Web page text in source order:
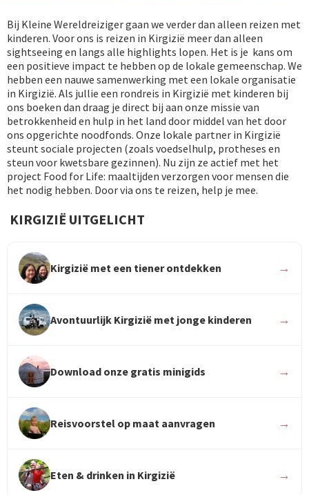
Bij Kleine Wereldreiziger gaan we verder dan alleen reizen met
kinderen. Voor ons is reizen in Kirgizië meer dan alleen
sightseeing en langs alle highlights lopen. Het is je kans om
een positieve impact te hebben op de lokale gemeenschap. We
hebben een nauwe samenwerking met een lokale organisatie
in Kirgizië. Als jullie een rondreis in Kirgizië met kinderen bij
ons boeken dan draag je direct bij aan onze missie van
betrokkenheid en hulp in het land door middel van het door
ons opgerichte noodfonds. Onze lokale partner in Kirgizië
steunt sociale projecten (zoals voedselhulp, protheses en
steun voor kwetsbare gezinnen). Nu zijn ze actief met het
project Food for Life: maaltijden verzorgen voor mensen die
het nodig hebben. Door via ons te reizen, help je mee.
KIRGIZIË UITGELICHT
Kirgizië met een tiener ontdekken →
Avontuurlijk Kirgizië met jonge kinderen →
Download onze gratis minigids →
Reisvoorstel op maat aanvragen →
Eten & drinken in Kirgizië →